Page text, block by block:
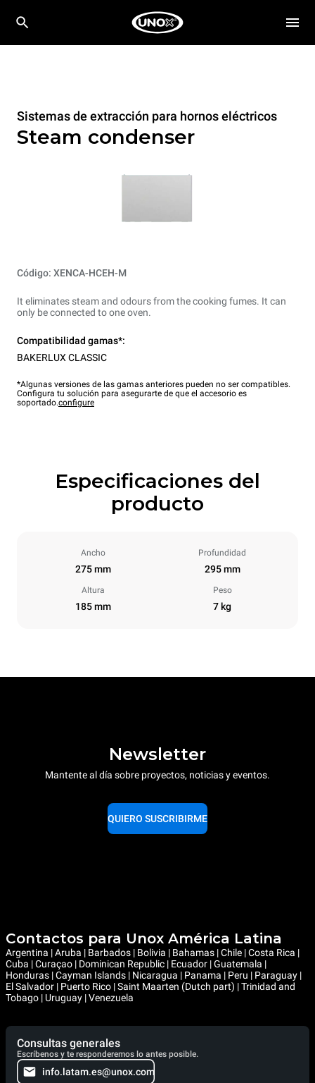
Sistemas de extracción para hornos eléctricos
Steam condenser
Código: XENCA-HCEH-M
It eliminates steam and odours from the cooking fumes. It can
only be connected to one oven.
Compatibilidad gamas*:
BAKERLUX CLASSIC
*Algunas versiones de las gamas anteriores pueden no ser compatibles.
Configura tu solución para asegurarte de que el accesorio es
soportado.configure
Especificaciones del
producto
Ancho
275 mm
Profundidad
295 mm
Altura
185 mm
Peso
7 kg
Newsletter
Mantente al día sobre proyectos, noticias y eventos.
QUIERO SUSCRIBIRME
Contactos para Unox América Latina
Argentina | Aruba | Barbados | Bolivia | Bahamas | Chile | Costa Rica |
Cuba | Curaçao | Dominican Republic | Ecuador | Guatemala |
Honduras | Cayman Islands | Nicaragua | Panama | Peru | Paraguay |
El Salvador | Puerto Rico | Saint Maarten (Dutch part) | Trinidad and
Tobago | Uruguay | Venezuela
Consultas generales
Escríbenos y te responderemos lo antes posible.
info.latam.es@unox.com